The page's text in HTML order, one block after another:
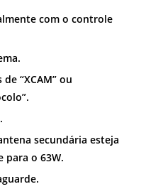
com o controle
“XCAM” ou
secundária esteja
para o 63W.